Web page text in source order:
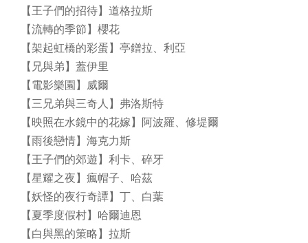
【王子們的招待】道格拉斯
【流轉的季節】櫻花
【架起虹橋的彩蛋】亭鐠拉、利亞
【兄與弟】蓋伊里
【電影樂園】威爾
【三兄弟與三奇人】弗洛斯特
【映照在水鏡中的花嫁】阿波羅、修堤爾
【雨後戀情】海克力斯
【王子們的郊遊】利卡、碎牙
【星耀之夜】瘋帽子、哈茲
【妖怪的夜行奇譚】丁、白葉
【夏季度假村】哈爾迪恩
【白與黑的策略】拉斯